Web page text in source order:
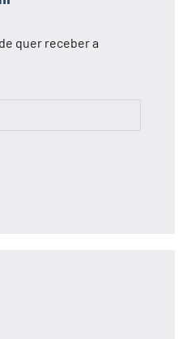
quer receber a